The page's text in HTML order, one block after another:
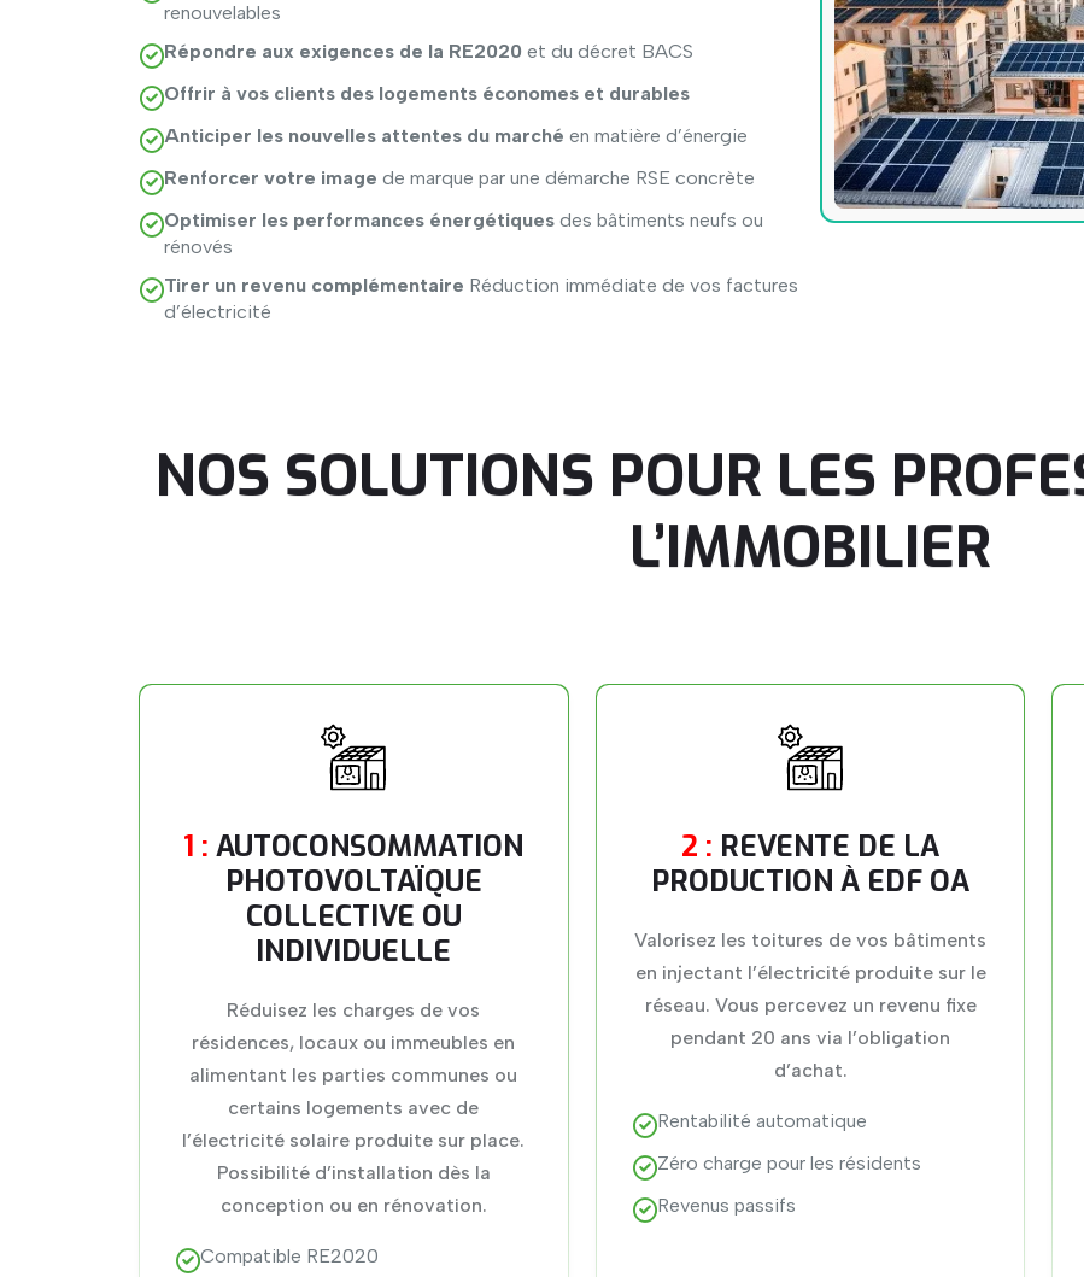
renouvelables
Répondre aux exigences de la RE2020 et du décret BACS
Offrir à vos clients des logements économes et durables
Anticiper les nouvelles attentes du marché en matière d’énergie
Renforcer votre image de marque par une démarche RSE concrète
Optimiser les performances énergétiques des bâtiments neufs ou
rénovés
Tirer un revenu complémentaire Réduction immédiate de vos factures
d’électricité
NOS SOLUTIONS POUR LES
L’IMMOBILIER
1 : AUTOCONSOMMATION
PHOTOVOLTAÏQUE
COLLECTIVE OU
INDIVIDUELLE
Réduisez les charges de vos
résidences, locaux ou immeubles en
alimentant les parties communes ou
certains logements avec de
l’électricité solaire produite sur place.
Possibilité d’installation dès la
conception ou en rénovation.
Compatible RE2020
2 : REVENTE DE LA
PRODUCTION À EDF OA
Valorisez les toitures de vos bâtiments
en injectant l’électricité produite sur le
réseau. Vous percevez un revenu fixe
pendant 20 ans via l’obligation
d’achat.
Rentabilité automatique
Zéro charge pour les résidents
Revenus passifs